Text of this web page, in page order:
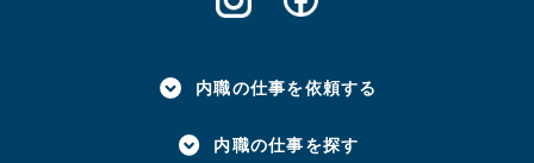
内職の仕事を依頼する
内職の仕事を探す